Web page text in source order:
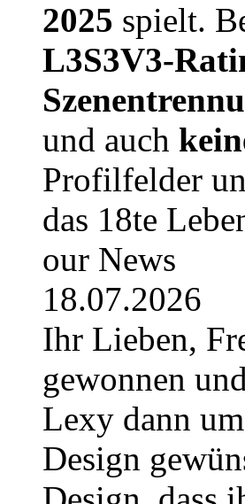
2025 spielt.
L3S3V3-
und auch
Profilfelder
das 18te
our News
18.07.2026
Ihr Lieben,
gewonnen
Lexy dann
Design